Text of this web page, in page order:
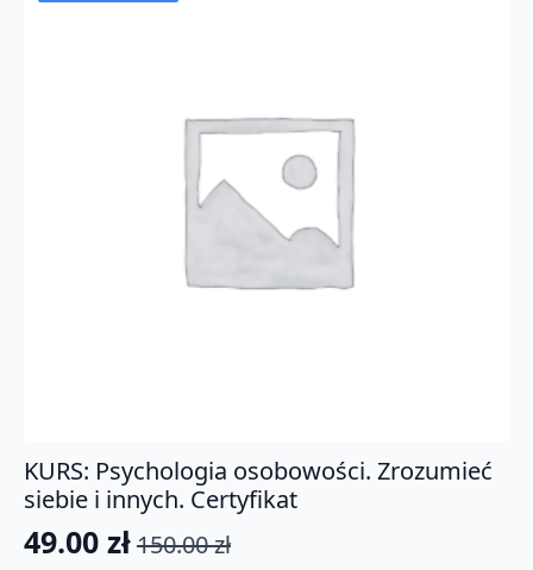
KURS: Psychologia osobowości. Zrozumieć
siebie i innych. Certyfikat
150.00zł
Pierwotna
49.00 zł
Aktualna